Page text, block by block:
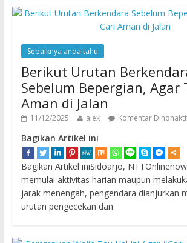
Sebaiknya anda tahu
Berikut Urutan
Sebelum Bepergian, Agar
Aman di Jalan
11/12/2025 alex Komentar
Bagikan Artikel ini
Bagikan Artikel iniSidoarjo,
memulai aktivitas harian maupun
jarak menengah, pengendara dianjurkan
urutan pengecekan dan